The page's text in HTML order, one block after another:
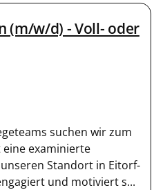
(m/w/d) - Voll- oder
suchen wir zum
examinierte
Standort in Eitorf-
und motiviert s...